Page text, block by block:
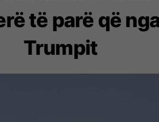
të parë që
Trumpit